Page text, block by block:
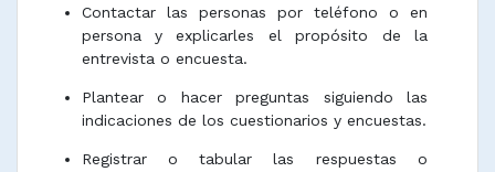
Contactar las personas por teléfono o en
persona y explicarles el propósito de la
entrevista o encuesta.
Plantear o hacer preguntas siguiendo las
indicaciones de los cuestionarios y encuestas.
Registrar o tabular las respuestas o